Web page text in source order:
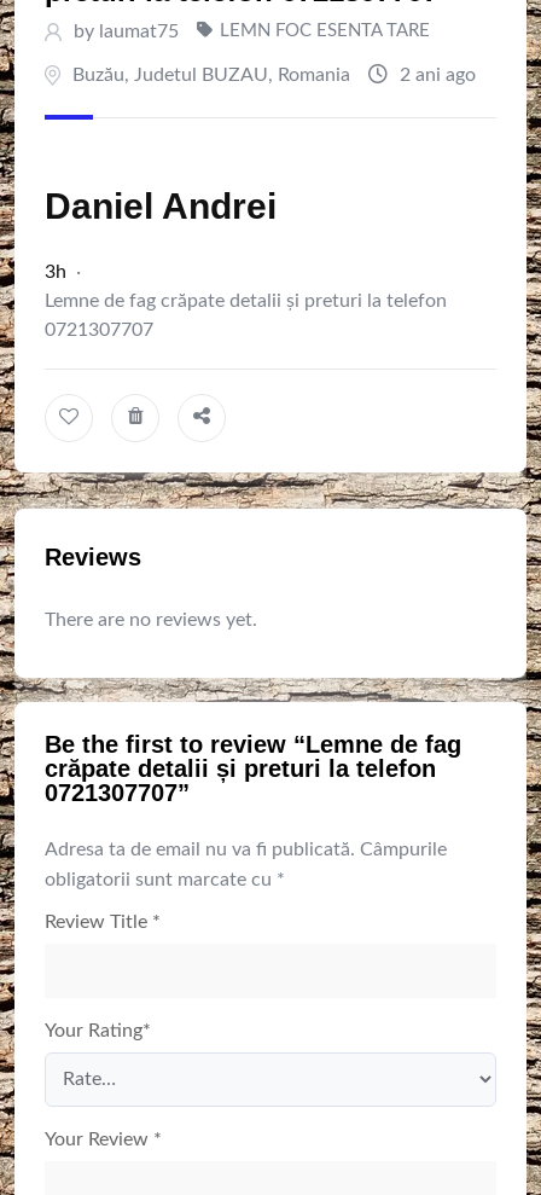
by laumat75 LEMN FOC ESENTA TARE
Buzău, Judetul BUZAU, Romania 2 ani ago
Daniel Andrei
3h
·
Lemne de fag crăpate detalii și preturi la telefon
0721307707
Reviews
There are no reviews yet.
Be the first to review “Lemne de fag
crăpate detalii și preturi la telefon
0721307707”
Adresa ta de email nu va fi publicată. Câmpurile
obligatorii sunt marcate cu *
Review Title *
Your Rating*
Your Review *